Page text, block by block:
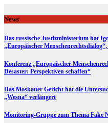
to
content
News
Das russische Justizministerium hat
„Europäischer
Konferenz „Europäischer
Desaster: Perspektiven schaffen“
Das Moskauer Gericht hat die
„Wesna“ verlängert
Monitoring-Gruppe zum Thema Fake